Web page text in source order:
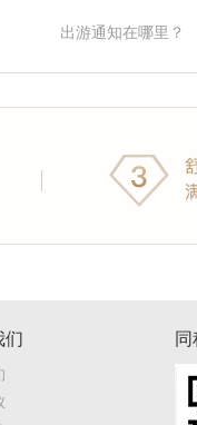
出游通知在哪里？
们